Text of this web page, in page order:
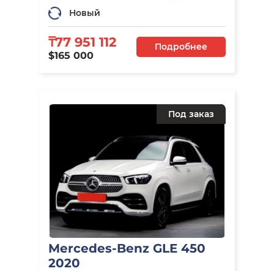
Новый
₸77 951 112
$165 000
Подробнее
Под заказ
Mercedes-Benz GLE 450
2020